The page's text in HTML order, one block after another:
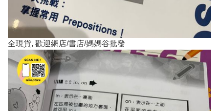
全現貨, 歡迎網店/書店/媽媽谷批發